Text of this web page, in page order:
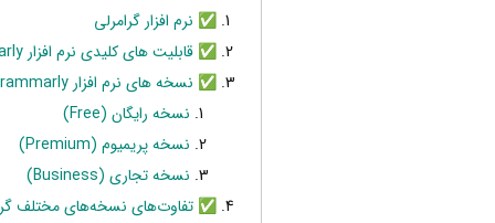
✅ نرم افزار گرامرلی
✅ قابلیت های کلیدی نرم افزار Grammarly
✅ نسخه های نرم افزار Grammarly
نسخه رایگان (Free)
نسخه پریمیوم (Premium)
نسخه تجاری (Business)
✅ تفاوت‌های نسخه‌های مختلف